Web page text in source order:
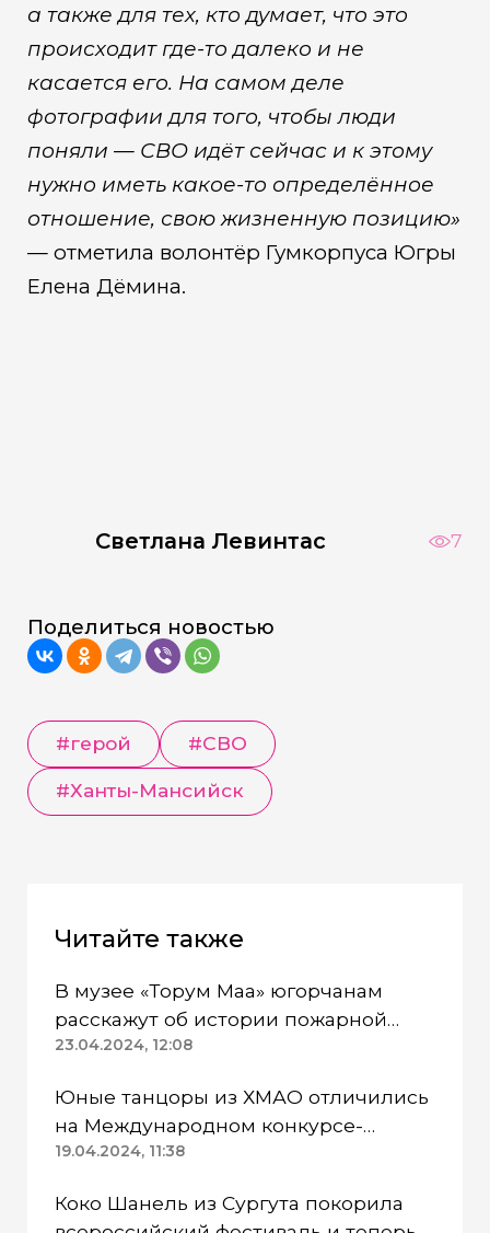
а также для тех, кто думает, что это
происходит где-то далеко и не
касается его. На самом деле
фотографии для того, чтобы люди
поняли — СВО идёт сейчас и к этому
нужно иметь какое-то определённое
отношение, свою жизненную позицию»
— отметила волонтёр Гумкорпуса Югры
Елена Дёмина.
Светлана Левинтас 7
Поделиться новостью
#герой #СВО
#Ханты-Мансийск
Читайте также
В музее «Торум Маа» югорчанам
расскажут об истории пожарной
каланчи
23.04.2024, 12:08
Юные танцоры из ХМАО отличились
на Международном конкурсе-
фестивале «Good day fest»
19.04.2024, 11:38
Коко Шанель из Сургута покорила